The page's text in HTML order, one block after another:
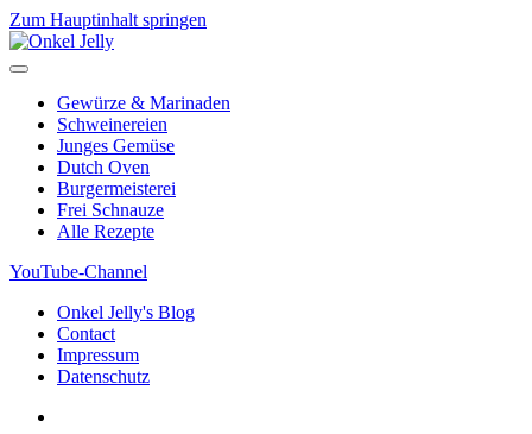
Zum Hauptinhalt springen
Gewürze & Marinaden
Schweinereien
Junges Gemüse
Dutch Oven
Burgermeisterei
Frei Schnauze
Alle Rezepte
YouTube-Channel
Onkel Jelly's Blog
Contact
Impressum
Datenschutz